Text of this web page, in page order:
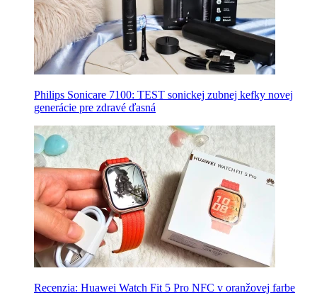
Philips Sonicare 7100: TEST sonickej zubnej kefky novej
generácie pre zdravé ďasná
Recenzia: Huawei Watch Fit 5 Pro NFC v oranžovej farbe